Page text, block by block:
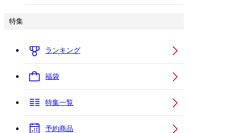
特集
ランキング
福袋
特集一覧
予約商品